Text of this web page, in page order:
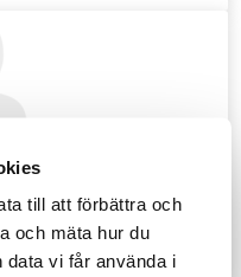
till att förbättra och
och mäta hur du
vi får använda i
(Front Office)